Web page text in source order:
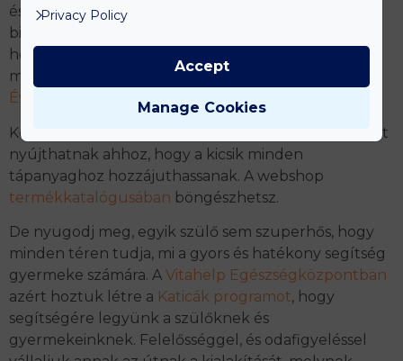
és tejtermékek, zsiradékok – csak így lehetünk
biztosak abban, hogy az összes tápanyaghoz
hozzájuttattuk. Sok múlik a mennyiségen és a
minőségen. Kérj tippeket dietetikusunktól,
Évától
Korszerű étrendkiegészítőink is hatékony segítséget
nyújthatnak ahhoz, hogy a kicsik minden
tápanyaghoz hozzájuthassanak. A webshop
termékkatalógusában böngészhetsz.
De nyugodj meg, egyik szülő sem szuperhős, hogy
minden téren tudja, mi a gyors és hatékony segítség
gyermeke számára. A Vitahelp Egészségközpontban
azért hoztuk létre a Katicák programot, hogy
segítségére legyünk a szülőknek és
gyermekeinknek. Felelősséggel, és odafigyeléssel
Privacy Policy
Manage Cookies
Accept